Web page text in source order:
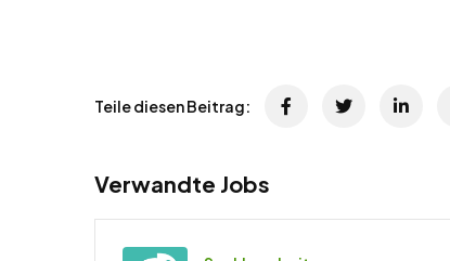
Teile diesen Beitrag:
Verwandte Jobs